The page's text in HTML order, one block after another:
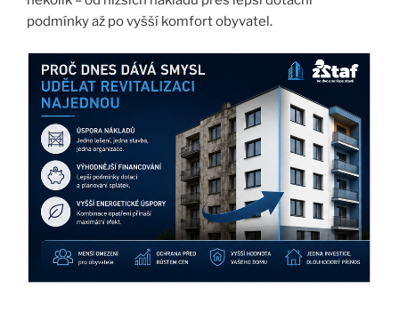
podmínky až po vyšší komfort obyvatel.